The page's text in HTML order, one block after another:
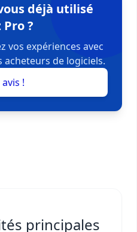
déjà utilisé
Pro ?
vos expériences avec
acheteurs de logiciels.
!
principales